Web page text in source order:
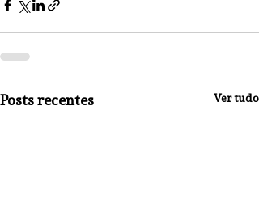
Posts recentes Ver tudo